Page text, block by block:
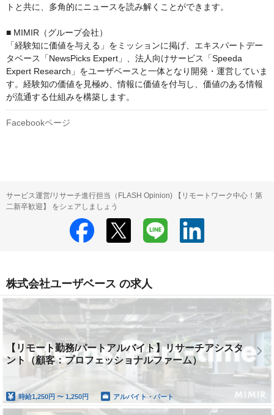
トと共に、多角的にニュースを読み解くことができます。
■ MIMIR（グループ会社）
「経験知に価値を与える」をミッションに掲げ、エキスパートデー
タベース「NewsPicks Expert」、法人向けサービス「Speeda
Expert Research」をユーザベースと一体となり開発・運営していま
す。経験知の価値を見極め、情報に価値を付与し、価値のある情報
が流通する仕組みを構築します。
Facebookページ
サービス運営/リサーチ進行担当（FLASH Opinion) 【リモートワーク中心！第
二新卒歓迎】 をシェアしましょう
株式会社ユーザベース の求人
【リモート勤務/パートアルバイト】リサーチアシスタ
ント（顧客：プロフェッショナルファーム）
時給1,250円 〜 1,250円 アルバイト・パート